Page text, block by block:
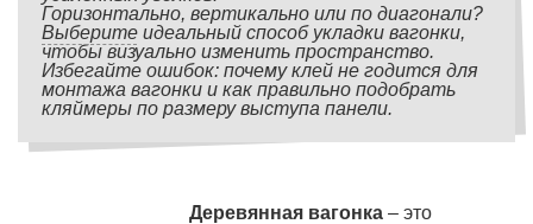
Горизонтально, вертикально или по диагонали?
Выберите идеальный способ укладки вагонки,
чтобы визуально изменить пространство.
Избегайте ошибок: почему клей не годится для
монтажа вагонки и как правильно подобрать
кляймеры по размеру выступа панели.
Деревянная вагонка – это